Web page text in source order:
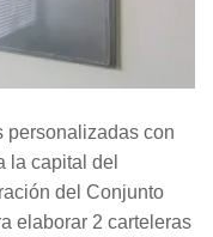
personalizadas con
la capital del
del Conjunto
elaborar 2 carteleras